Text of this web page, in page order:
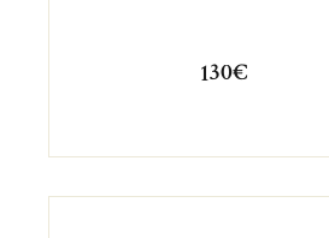
130€